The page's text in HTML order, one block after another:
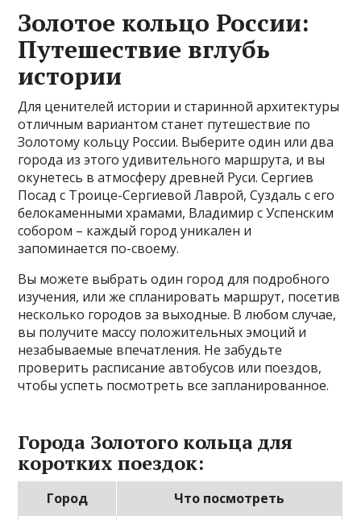
Золотое кольцо России:
Путешествие вглубь
истории
Для ценителей истории и старинной архитектуры
отличным вариантом станет путешествие по
Золотому кольцу России. Выберите один или два
города из этого удивительного маршрута, и вы
окунетесь в атмосферу древней Руси. Сергиев
Посад с Троице-Сергиевой Лаврой, Суздаль с его
белокаменными храмами, Владимир с Успенским
собором – каждый город уникален и
запоминается по-своему.
Вы можете выбрать один город для подробного
изучения, или же спланировать маршрут, посетив
несколько городов за выходные. В любом случае,
вы получите массу положительных эмоций и
незабываемые впечатления. Не забудьте
проверить расписание автобусов или поездов,
чтобы успеть посмотреть все запланированное.
Города Золотого кольца для
коротких поездок:
Город
Что посмотреть